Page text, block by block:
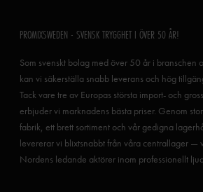
PROMIXSWEDEN - SVENSK TRYGGHET I ÖVER 50 ÅR!
Som svenskt bolag med över 50 år i branschen
kan vi säkerställa snabb leverans och hög
Tack vare tre av Europas största import- och
erbjuder vi marknadens bästa priser. Genom
fabrik, ett brett sortiment och vår gedigna
levererar vi blixtsnabbt från våra centrallager —
Nordens ledande aktörer inom professionellt